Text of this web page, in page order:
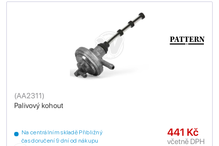
Palivový kohout
(AA2311)
Na centrálním skladě Přibližný
čas doručení 9 dní od nákupu
441 Kč
včetně DPH